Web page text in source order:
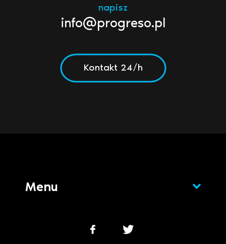
napisz
info@progreso.pl
Kontakt 24/h
Menu